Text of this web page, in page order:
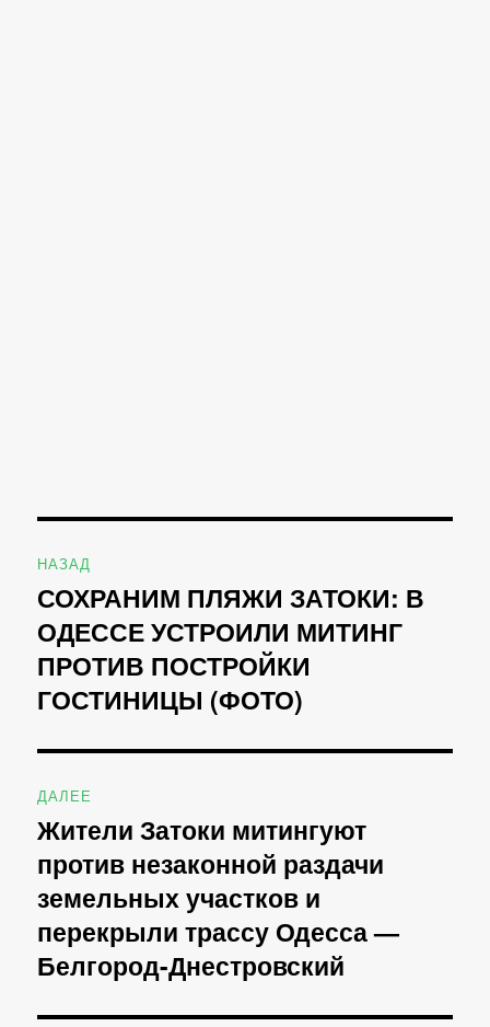
по
записям
НАЗАД
Предыдущая
запись:
СОХРАНИМ ПЛЯЖИ ЗАТОКИ: В
ОДЕССЕ УСТРОИЛИ МИТИНГ
ПРОТИВ ПОСТРОЙКИ
ГОСТИНИЦЫ (ФОТО)
ДАЛЕЕ
Следующая
запись:
Жители Затоки митингуют
против незаконной раздачи
земельных участков и
перекрыли трассу Одесса —
Белгород-Днестровский